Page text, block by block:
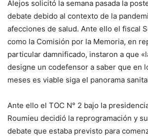
Alejos solicitó la semana pasada la
debate debido al contexto de la
afecciones de salud. Ante ello el fiscal
como la Comisión por la Memoria, en
particular damnificado, instaron a que
designe un codefensor a saber que en
meses es viable siga el panorama
Ante ello el TOC N° 2 bajo la
Roumieu decidió la reprogramación y
debate que estaba previsto para